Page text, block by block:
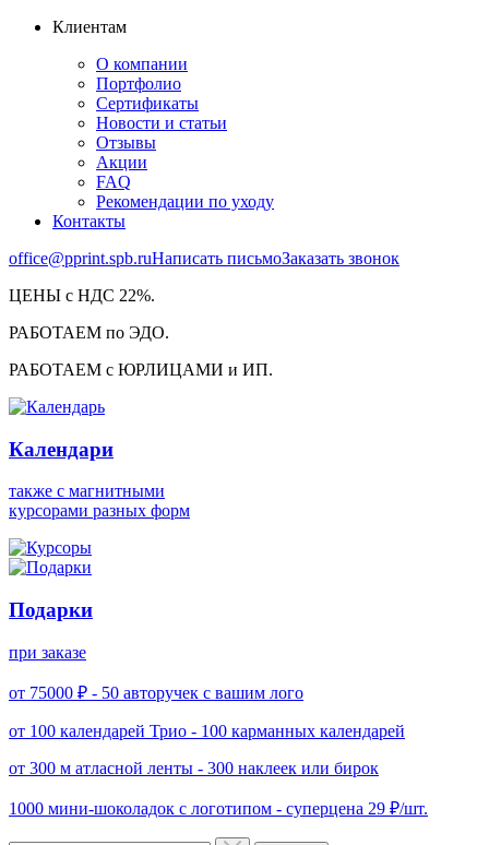
Клиентам
О компании
Портфолио
Сертификаты
Новости и статьи
Отзывы
Акции
FAQ
Рекомендации по уходу
Контакты
office@pprint.spb.ruНаписать письмоЗаказать звонок
ЦЕНЫ с НДС 22%.
РАБОТАЕМ по ЭДО.
РАБОТАЕМ с ЮРЛИЦАМИ и ИП.
Календари
также с магнитными
курсорами разных форм
Подарки
при заказе
от 75000 ₽ - 50 авторучек с вашим лого
от 100 календарей Трио - 100 карманных календарей
от 300 м атласной ленты - 300 наклеек или бирок
1000 мини-шоколадок с логотипом - суперцена 29 ₽/шт.